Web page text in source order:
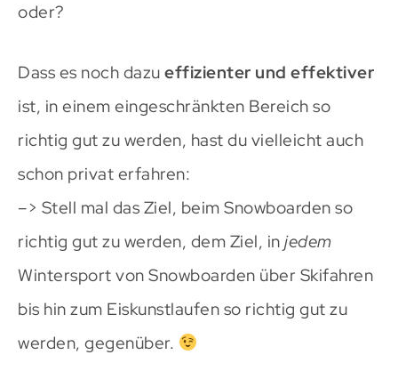
oder?
Dass es noch dazu effizienter und effektiver
ist, in einem eingeschränkten Bereich so
richtig gut zu werden, hast du vielleicht auch
schon privat erfahren:
–> Stell mal das Ziel, beim Snowboarden so
richtig gut zu werden, dem Ziel, in jedem
Wintersport von Snowboarden über Skifahren
bis hin zum Eiskunstlaufen so richtig gut zu
werden, gegenüber.